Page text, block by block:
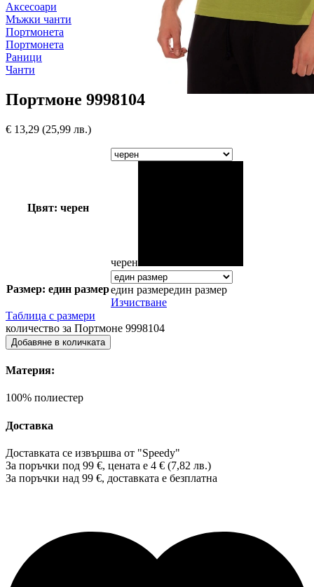
Аксесоари
Мъжки чанти
Портмонета
Портмонета
Раници
Чанти
Портмоне 9998104
€ 13,29 (25,99 лв.)
Цвят: черен
черен
Размер: един размередин размередин размер
Изчистване
Таблица с размери
количество за Портмоне 9998104
Добавяне в количката
Материя:
100% полиестер
Доставка
Доставката се извършва от "Speedy"
За поръчки под 99 €, цената е 4 € (7,82 лв.)
За поръчки над 99 €, доставката е безплатна